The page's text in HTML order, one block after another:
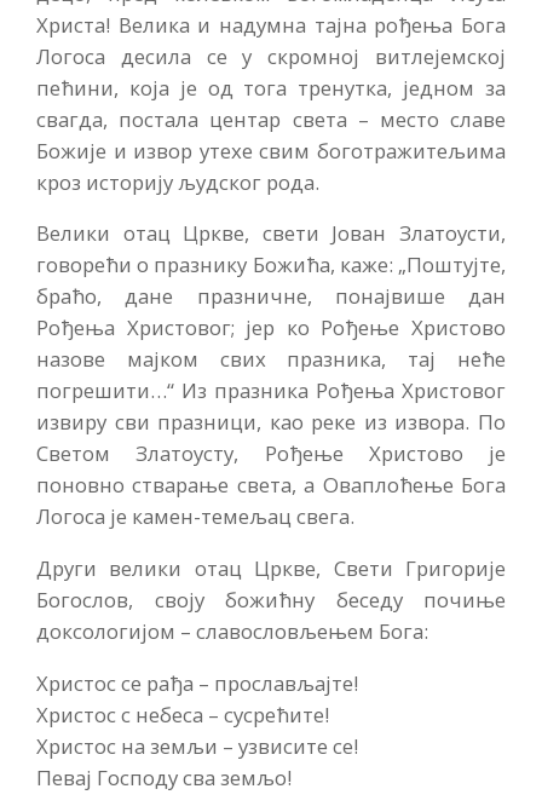
Христа! Велика и надумна тајна рођења Бога
Логоса десила се у скромној витлејемској
пећини, која је од тога тренутка, једном за
свагда, постала центар света – место славе
Божије и извор утехе свим боготражитељима
кроз историју људског рода.
Велики отац Цркве, свети Јован Златоусти,
говорећи о празнику Божића, каже: „Поштујте,
браћо, дане празничне, понајвише дан
Рођења Христовог; јер ко Рођење Христово
назове мајком свих празника, тај неће
погрешити…“ Из празника Рођења Христовог
извиру сви празници, као реке из извора. По
Светом Златоусту, Рођење Христово је
поновно стварање света, а Оваплоћење Бога
Логоса је камен-темељац свега.
Други велики отац Цркве, Свети Григорије
Богослов, своју божићну беседу почиње
доксологијом – славословљењем Бога:
Христос се рађа – прослављајте!
Христос с небеса – сусрећите!
Христос на земљи – узвисите се!
Певај Господу сва земљо!